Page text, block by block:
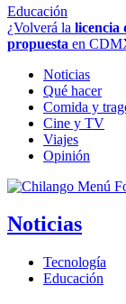
Educación
¿Volverá la licencia
propuesta en
Noticias
Qué hacer
Comida y
Cine y TV
Viajes
Opinión
Noticias
Tecnología
Educación